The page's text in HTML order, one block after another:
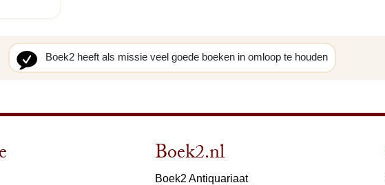
Boek2 heeft als missie veel goede boeken in omloop te houden
Boek2.nl
Boek2 Antiquariaat